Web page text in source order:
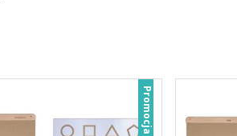
Promocja